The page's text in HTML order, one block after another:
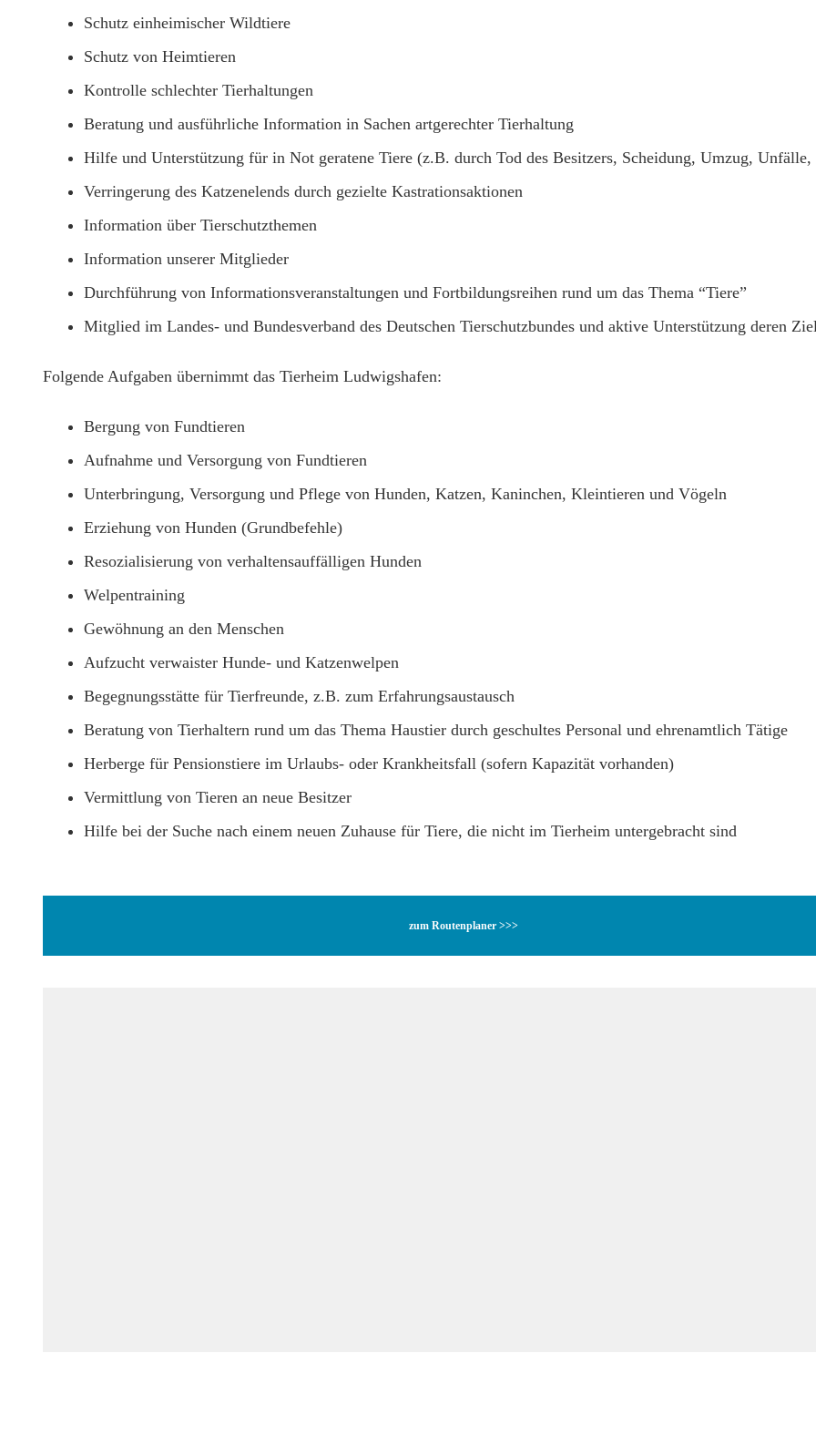
Schutz einheimischer Wildtiere
Schutz von Heimtieren
Kontrolle schlechter Tierhaltungen
Beratung und ausführliche Information in Sachen artgerechter Tierhaltung
Hilfe und Unterstützung für in Not geratene Tiere (z.B. durch Tod des Besitzers, Scheidung, Umzug, Unfälle,
Verringerung des Katzenelends durch gezielte Kastrationsaktionen
Information über Tierschutzthemen
Information unserer Mitglieder
Durchführung von Informationsveranstaltungen und Fortbildungsreihen rund um das Thema “Tiere”
Mitglied im Landes- und Bundesverband des Deutschen Tierschutzbundes und aktive Unterstützung deren
Folgende Aufgaben übernimmt das Tierheim Ludwigshafen:
Bergung von Fundtieren
Aufnahme und Versorgung von Fundtieren
Unterbringung, Versorgung und Pflege von Hunden, Katzen, Kaninchen, Kleintieren und Vögeln
Erziehung von Hunden (Grundbefehle)
Resozialisierung von verhaltensauffälligen Hunden
Welpentraining
Gewöhnung an den Menschen
Aufzucht verwaister Hunde- und Katzenwelpen
Begegnungsstätte für Tierfreunde, z.B. zum Erfahrungsaustausch
Beratung von Tierhaltern rund um das Thema Haustier durch geschultes Personal und ehrenamtlich Tätige
Herberge für Pensionstiere im Urlaubs- oder Krankheitsfall (sofern Kapazität vorhanden)
Vermittlung von Tieren an neue Besitzer
Hilfe bei der Suche nach einem neuen Zuhause für Tiere, die nicht im Tierheim untergebracht sind
zum Routenplaner >>>